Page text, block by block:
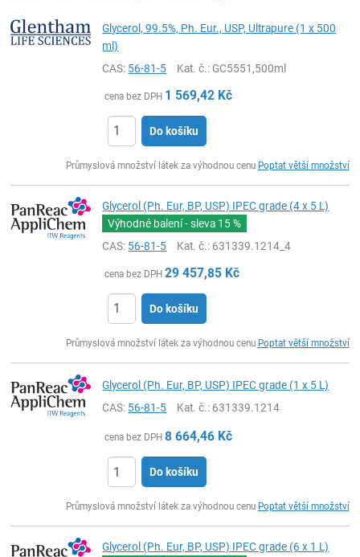
Glycerol, 99.5%, Ph. Eur., USP, Ultrapure (1 x 500
ml)
CAS: 56-81-5 Kat. č.: GC5551,500ml
cena bez DPH 1 569,42 Kč
Do košíku
Průmyslová množství látek za výhodnou cenu Poptat větší množství
Glycerol (Ph. Eur, BP, USP) IPEC grade (4 x 5 L)
Výhodné balení - sleva 15 %
CAS: 56-81-5 Kat. č.: 631339.1214_4
cena bez DPH 29 457,85 Kč
Do košíku
Průmyslová množství látek za výhodnou cenu Poptat větší množství
Glycerol (Ph. Eur, BP, USP) IPEC grade (1 x 5 L)
CAS: 56-81-5 Kat. č.: 631339.1214
cena bez DPH 8 664,46 Kč
Do košíku
Průmyslová množství látek za výhodnou cenu Poptat větší množství
Glycerol (Ph. Eur, BP, USP) IPEC grade (6 x 1 L)